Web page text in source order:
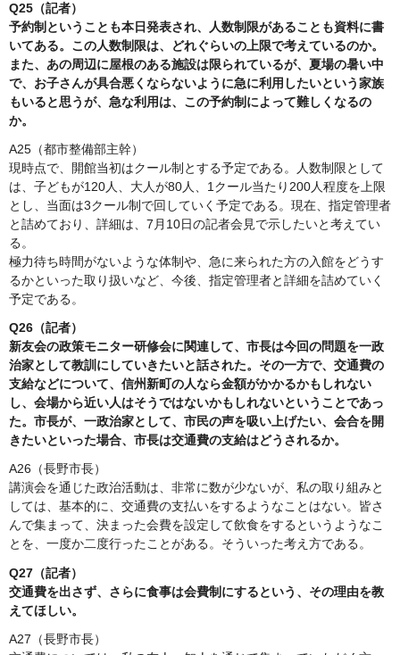
Q25（記者）
予約制ということも本日発表され、人数制限があることも資料に書
いてある。この人数制限は、どれぐらいの上限で考えているのか。
また、あの周辺に屋根のある施設は限られているが、夏場の暑い中
で、お子さんが具合悪くならないように急に利用したいという家族
もいると思うが、急な利用は、この予約制によって難しくなるの
か。
A25（都市整備部主幹）
現時点で、開館当初はクール制とする予定である。人数制限として
は、子どもが120人、大人が80人、1クール当たり200人程度を上限
とし、当面は3クール制で回していく予定である。現在、指定管理者
と詰めており、詳細は、7月10日の記者会見で示したいと考えてい
る。
極力待ち時間がないような体制や、急に来られた方の入館をどうす
るかといった取り扱いなど、今後、指定管理者と詳細を詰めていく
予定である。
Q26（記者）
新友会の政策モニター研修会に関連して、市長は今回の問題を一政
治家として教訓にしていきたいと話された。その一方で、交通費の
支給などについて、信州新町の人なら金額がかかるかもしれない
し、会場から近い人はそうではないかもしれないということであっ
た。市長が、一政治家として、市民の声を吸い上げたい、会合を開
きたいといった場合、市長は交通費の支給はどうされるか。
A26（長野市長）
講演会を通じた政治活動は、非常に数が少ないが、私の取り組みと
しては、基本的に、交通費の支払いをするようなことはない。皆さ
んで集まって、決まった会費を設定して飲食をするというようなこ
とを、一度か二度行ったことがある。そういった考え方である。
Q27（記者）
交通費を出さず、さらに食事は会費制にするという、その理由を教
えてほしい。
A27（長野市長）